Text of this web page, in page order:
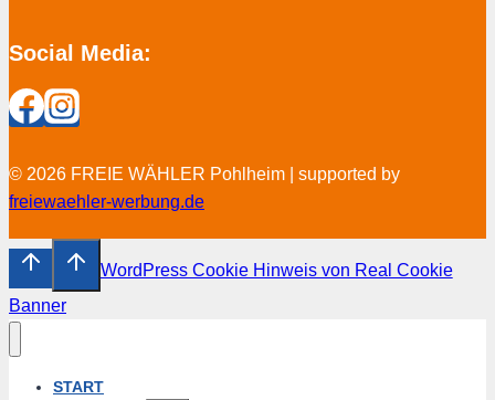
Social Media:
© 2026 FREIE WÄHLER Pohlheim | supported by
freiewaehler-werbung.de
WordPress Cookie Hinweis von Real Cookie
Banner
START